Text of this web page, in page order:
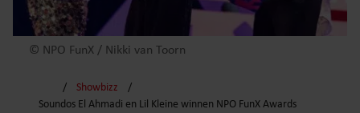
© NPO FunX / Nikki van Toorn
Showbizz
Soundos El Ahmadi en Lil Kleine winnen NPO FunX Awards